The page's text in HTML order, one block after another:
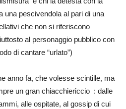
una pescivendola al pari di una
che non si riferiscono
al personaggio pubblico con
di cantare “urlato”)
anno fa, che volesse scintille, ma
un gran chiacchiericcio : dalle
alle ospitate, al gossip di cui